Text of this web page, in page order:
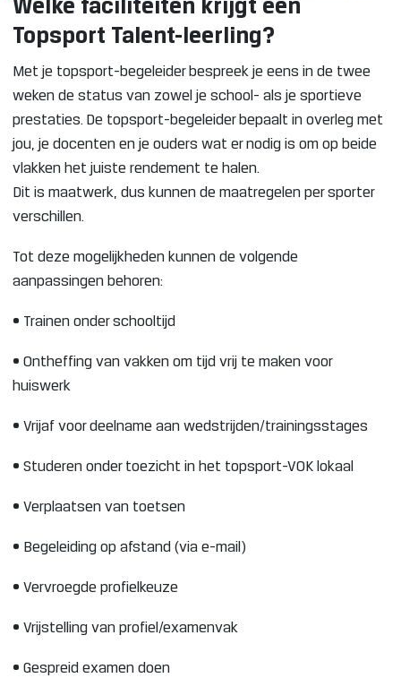
Welke faciliteiten krijgt een
Topsport Talent-leerling?
Met je topsport-begeleider bespreek je eens in de twee
weken de status van zowel je school- als je sportieve
prestaties. De topsport-begeleider bepaalt in overleg met
jou, je docenten en je ouders wat er nodig is om op beide
vlakken het juiste rendement te halen.
Dit is maatwerk, dus kunnen de maatregelen per sporter
verschillen.
Tot deze mogelijkheden kunnen de volgende
aanpassingen behoren:
• Trainen onder schooltijd
• Ontheffing van vakken om tijd vrij te maken voor
huiswerk
• Vrijaf voor deelname aan wedstrijden/trainingsstages
• Studeren onder toezicht in het topsport-VOK lokaal
• Verplaatsen van toetsen
• Begeleiding op afstand (via e-mail)
• Vervroegde profielkeuze
• Vrijstelling van profiel/examenvak
• Gespreid examen doen